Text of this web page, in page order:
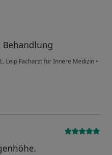
Leip Facharzt für Innere Medizin •